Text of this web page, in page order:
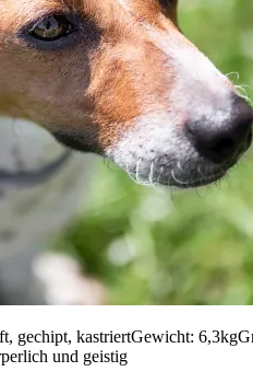
kastriertGewicht:
und geistig